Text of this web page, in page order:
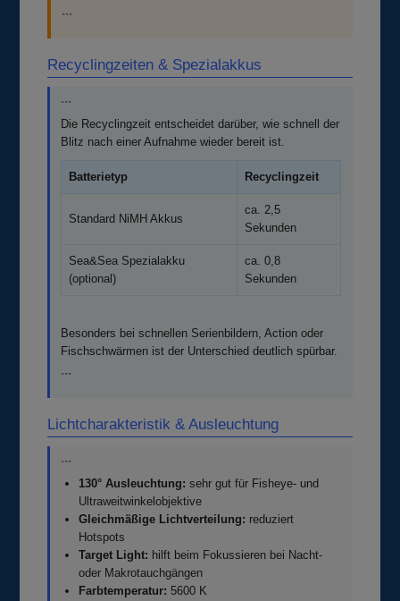
```
Recyclingzeiten & Spezialakkus
```
Die Recyclingzeit entscheidet darüber, wie schnell der
Blitz nach einer Aufnahme wieder bereit ist.
Batterietyp Recyclingzeit
Standard NiMH Akkus
ca. 2,5
Sekunden
Sea&Sea Spezialakku
(optional)
ca. 0,8
Sekunden
Besonders bei schnellen Serienbildern, Action oder
Fischschwärmen ist der Unterschied deutlich spürbar.
```
Lichtcharakteristik & Ausleuchtung
```
130° Ausleuchtung: sehr gut für Fisheye- und
Ultraweitwinkelobjektive
Gleichmäßige Lichtverteilung: reduziert
Hotspots
Target Light: hilft beim Fokussieren bei Nacht-
oder Makrotauchgängen
Farbtemperatur: 5600 K